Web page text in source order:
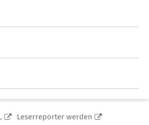
Leserreporter werden